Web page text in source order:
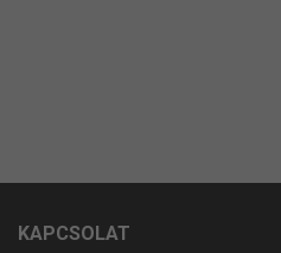
KAPCSOLAT